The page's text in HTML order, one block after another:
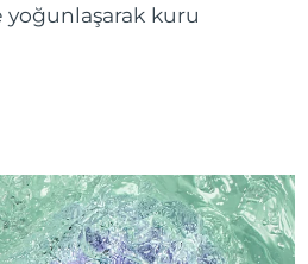
yoğunlaşarak kuru